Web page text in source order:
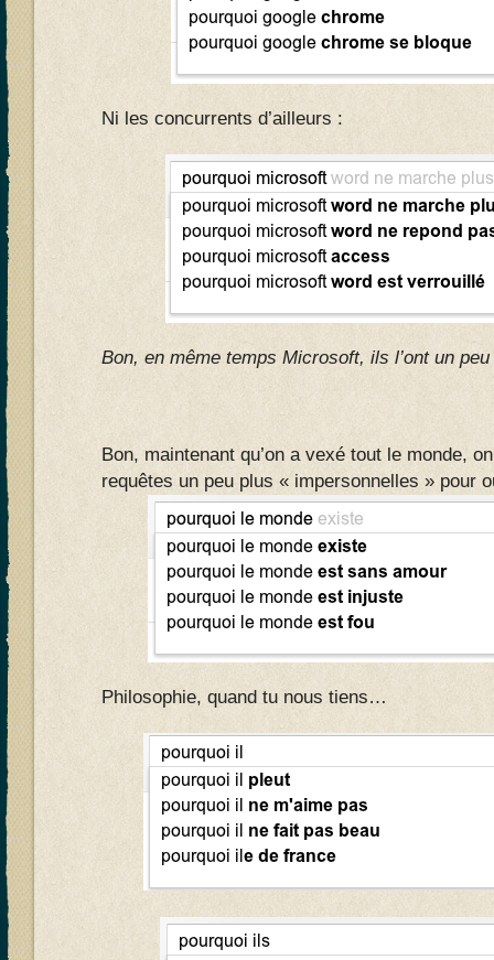
Ni les concurrents d’ailleurs :
Bon, en même temps Microsoft, ils l’ont un
Bon, maintenant qu’on a vexé tout le monde,
requêtes un peu plus « impersonnelles » pour
Philosophie, quand tu nous tiens…